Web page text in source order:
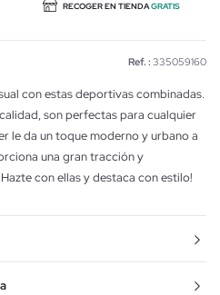
RECOGER EN TIENDAGRATIS
Ref. : 335059160
con estas deportivas combinadas.
son perfectas para cualquier
le da un toque moderno y urbano a
una gran tracción y
con ellas y destaca con estilo!